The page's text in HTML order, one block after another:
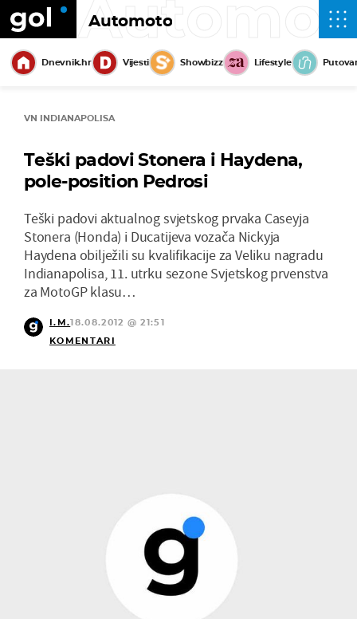
Automoto
Dnevnik.hr Vijesti Showbizz Lifestyle
VN INDIANAPOLISA
Teški padovi Stonera i Haydena,
pole-position Pedrosi
Teški padovi aktualnog svjetskog prvaka Caseyja
Stonera (Honda) i Ducatijeva vozača Nickyja
Haydena obilježili su kvalifikacije za Veliku nagradu
Indianapolisa, 11. utrku sezone Svjetskog prvenstva
za MotoGP klasu…
I.M.18.08.2012 @ 21:51
KOMENTARI